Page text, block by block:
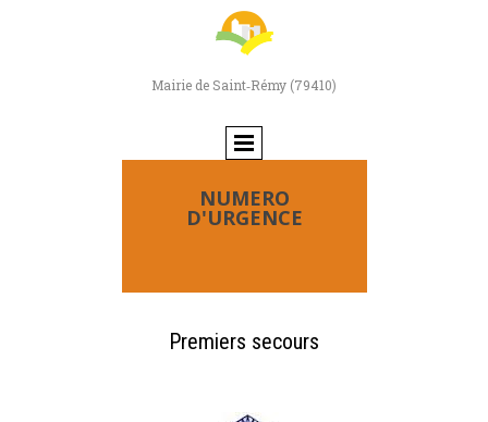
Mairie de Saint‑Rémy (79410)
NUMERO
D'URGENCE
Premiers secours